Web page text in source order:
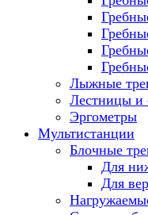
Лыжные
Лестницы и
Эргометры
Мультистанции
Блочные
Для
Для